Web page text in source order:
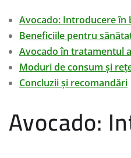
Avocado: Introducere în
Beneficiile pentru
Avocado în tratamentul
Moduri de consum și
Concluzii și recomandări
Avocado: